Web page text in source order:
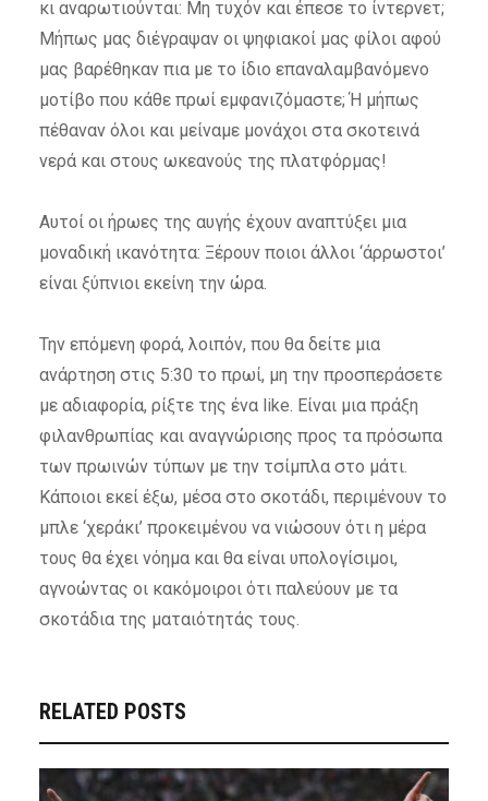
κι αναρωτιούνται: Μη τυχόν και έπεσε το ίντερνετ;
Μήπως μας διέγραψαν οι ψηφιακοί μας φίλοι αφού
μας βαρέθηκαν πια με το ίδιο επαναλαμβανόμενο
μοτίβο που κάθε πρωί εμφανιζόμαστε; Ή μήπως
πέθαναν όλοι και μείναμε μονάχοι στα σκοτεινά
νερά και στους ωκεανούς της πλατφόρμας!
Αυτοί οι ήρωες της αυγής έχουν αναπτύξει μια
μοναδική ικανότητα: Ξέρουν ποιοι άλλοι ‘άρρωστοι’
είναι ξύπνιοι εκείνη την ώρα.
Την επόμενη φορά, λοιπόν, που θα δείτε μια
ανάρτηση στις 5:30 το πρωί, μη την προσπεράσετε
με αδιαφορία, ρίξτε της ένα like. Είναι μια πράξη
φιλανθρωπίας και αναγνώρισης προς τα πρόσωπα
των πρωινών τύπων με την τσίμπλα στο μάτι.
Κάποιοι εκεί έξω, μέσα στο σκοτάδι, περιμένουν το
μπλε ‘χεράκι’ προκειμένου να νιώσουν ότι η μέρα
τους θα έχει νόημα και θα είναι υπολογίσιμοι,
αγνοώντας οι κακόμοιροι ότι παλεύουν με τα
σκοτάδια της ματαιότητάς τους.
RELATED POSTS